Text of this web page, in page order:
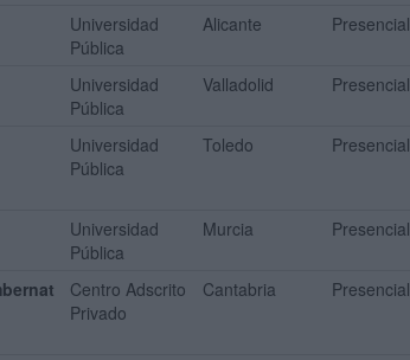
Universidad
Pública
Alicante Presencial
Universidad
Pública
Valladolid Presencial
Universidad
Pública
Toledo Presencial
Universidad
Pública
Murcia Presencial
Centro Adscrito
Privado
Cantabria Presencial